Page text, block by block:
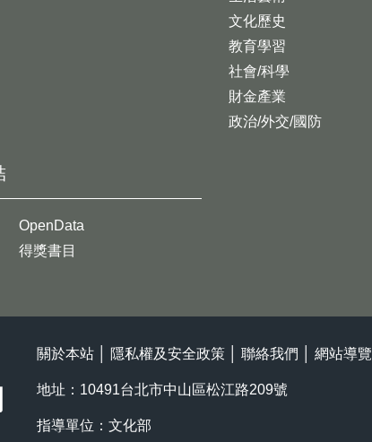
文化歷史
教育學習
社會/科學
財金產業
政治/外交/國防
OpenData
得獎書目
關於本站 隱私權及安全政策 聯絡我們 網站導覽
地址：10491台北市中山區松江路209號
指導單位：文化部